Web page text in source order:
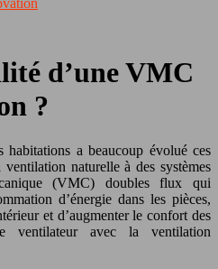
d’une VMC
?
a beaucoup évolué ces
ventilation naturelle à des systèmes
(VMC) doubles flux qui
d’énergie dans les pièces,
et d’augmenter le confort des
ventilateur avec la ventilation